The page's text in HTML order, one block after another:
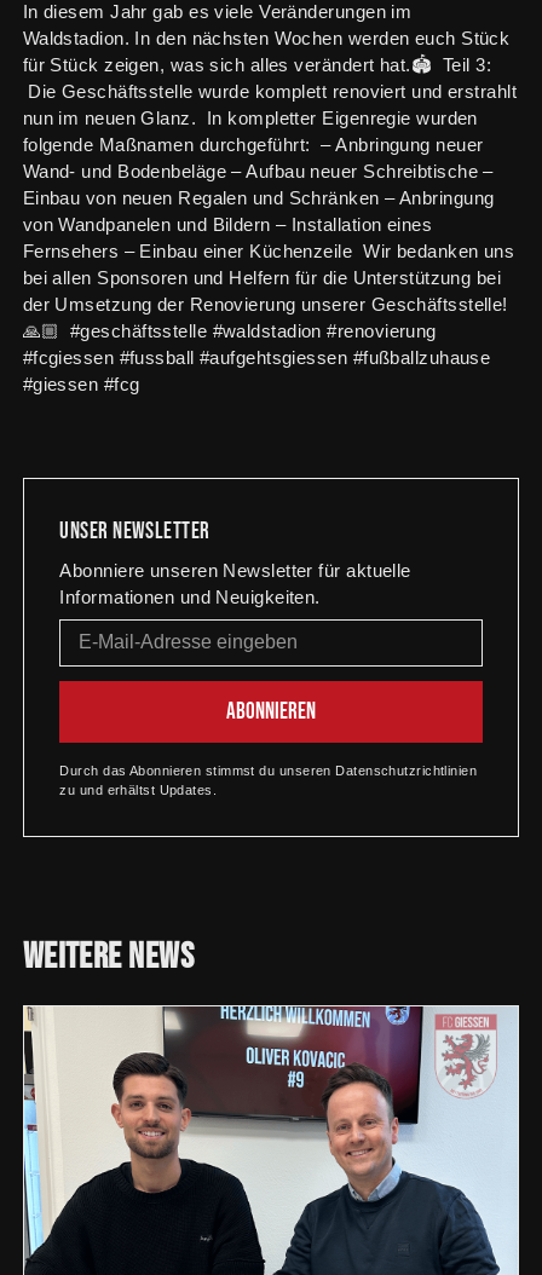
In diesem Jahr gab es viele Veränderungen im
Waldstadion. In den nächsten Wochen werden euch Stück
für Stück zeigen, was sich alles verändert hat.🏟️ Teil 3:
Die Geschäftsstelle wurde komplett renoviert und erstrahlt
nun im neuen Glanz. In kompletter Eigenregie wurden
folgende Maßnamen durchgeführt: – Anbringung neuer
Wand- und Bodenbeläge – Aufbau neuer Schreibtische –
Einbau von neuen Regalen und Schränken – Anbringung
von Wandpanelen und Bildern – Installation eines
Fernsehers – Einbau einer Küchenzeile Wir bedanken uns
bei allen Sponsoren und Helfern für die Unterstützung bei
der Umsetzung der Renovierung unserer Geschäftsstelle!
🙏🏼 #geschäftsstelle #waldstadion #renovierung
#fcgiessen #fussball #aufgehtsgiessen #fußballzuhause
#giessen #fcg
Unser newsletter
Abonniere unseren Newsletter für aktuelle
Informationen und Neuigkeiten.
Durch das Abonnieren stimmst du unseren Datenschutzrichtlinien
zu und erhältst Updates.
WeitereNews